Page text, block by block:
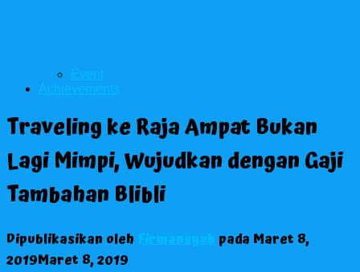
Event
Achievements
Traveling ke Raja Ampat Bukan
Lagi Mimpi, Wujudkan dengan Gaji
Tambahan Blibli
Dipublikasikan oleh Firmansyahpada Maret 8,
2019Maret 8, 2019